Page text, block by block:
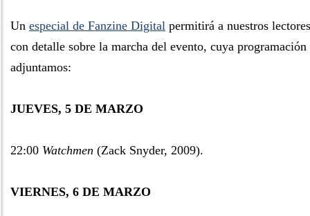
Un especial de Fanzine Digital permitirá a nuestros
con detalle sobre la marcha del evento, cuya programación
adjuntamos:
JUEVES, 5 DE MARZO
22:00 Watchmen (Zack Snyder, 2009).
VIERNES, 6 DE MARZO